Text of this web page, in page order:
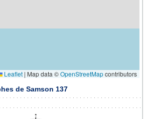
Leaflet | Map data ©OpenStreetMapcontributors
de Samson 137